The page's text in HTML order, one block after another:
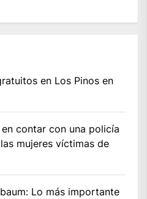
en Los Pinos en
contar con una policía
mujeres víctimas de
Lo más importante